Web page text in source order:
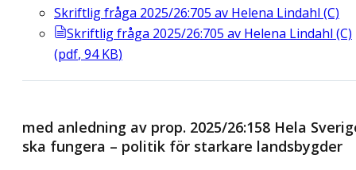
Skriftlig fråga 2025/26:705 av Helena Lindahl (C)
Skriftlig fråga 2025/26:705 av Helena Lindahl (C)
(pdf, 94 KB)
med anledning av prop. 2025/26:158 Hela
ska fungera – politik för starkare landsbygder